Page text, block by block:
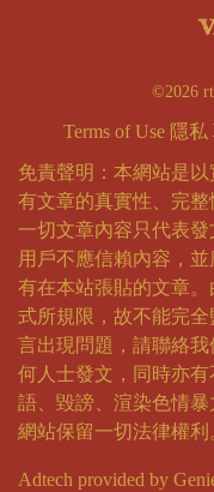
©2026
Terms of Use 隱私
免責聲明：本網站是
有文章的真實性、完
一切文章內容只代表
用戶不應信賴內容，
有在本站張貼的文章
式所規限，故不能完
言出現問題，請聯絡
何人士發文，同時亦
語、毀謗、渲染色情
網站保留一切法律權利
Adtech provided by